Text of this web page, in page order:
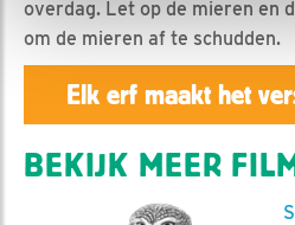
overdag. Let op de mieren en
om de mieren af te schudden.
Elk erf maakt het
BEKIJK MEER